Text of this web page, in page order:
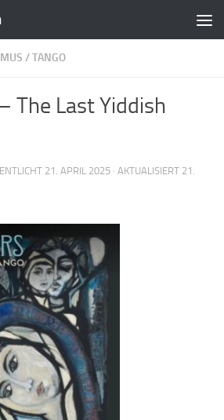
/TANGO
The Last Yiddish
21. APRIL 2025 · AKTUALISIERT 21.